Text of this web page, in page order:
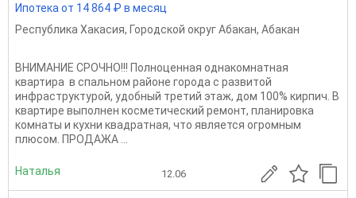
Ипотека от 14 864 ₽ в месяц
Республика Хакасия, Городской округ Абакан, Абакан
ВНИМАНИЕ СРОЧНО!!! Полноценная однакомнатная
квартира в спальном районе города с развитой
инфраструктурой, удобный третий этаж, дом 100% кирпич. В
квартире выполнен косметический ремонт, планировка
комнаты и кухни квадратная, что является огромным
плюсом. ПРОДАЖА ...
Наталья 12.06